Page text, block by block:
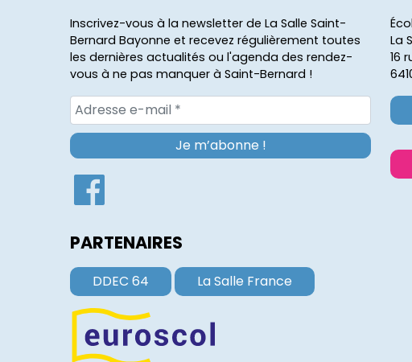
Inscrivez-vous à la newsletter de La Salle Saint-
Bernard Bayonne et recevez régulièrement toutes
les dernières actualités ou l'agenda des rendez-
vous à ne pas manquer à Saint-Bernard !
PARTENAIRES
DDEC 64 La Salle France
La
16